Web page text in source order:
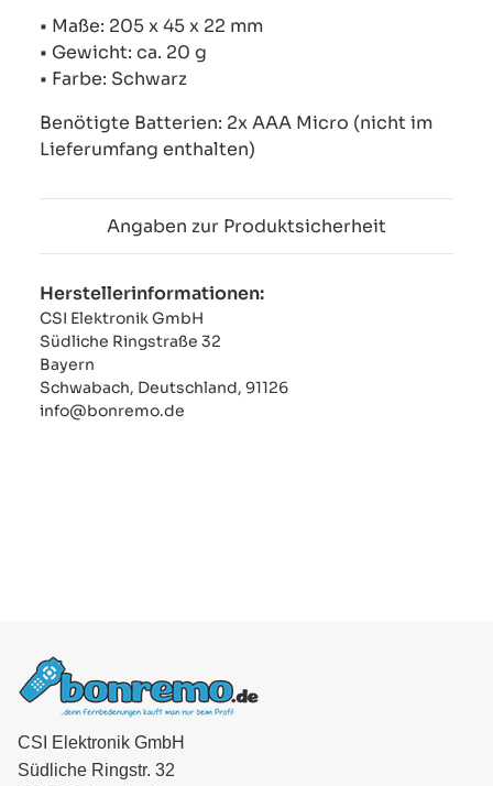
• Maße: 205 x 45 x 22 mm
• Gewicht: ca. 20 g
• Farbe: Schwarz
Benötigte Batterien: 2x AAA Micro (nicht im
Lieferumfang enthalten)
Angaben zur Produktsicherheit
Herstellerinformationen:
CSI Elektronik GmbH
Südliche Ringstraße 32
Bayern
Schwabach, Deutschland, 91126
info@bonremo.de
CSI Elektronik GmbH
Südliche Ringstr. 32